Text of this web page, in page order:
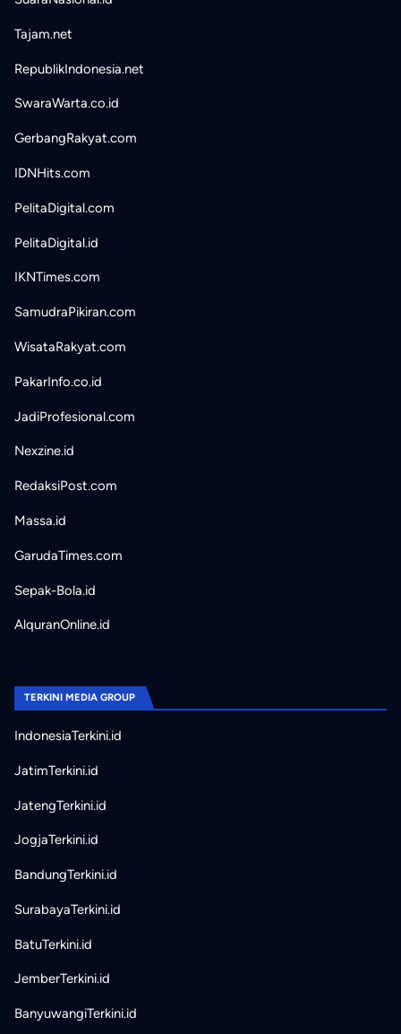
Tajam.net
RepublikIndonesia.net
SwaraWarta.co.id
GerbangRakyat.com
IDNHits.com
PelitaDigital.com
PelitaDigital.id
IKNTimes.com
SamudraPikiran.com
WisataRakyat.com
PakarInfo.co.id
JadiProfesional.com
Nexzine.id
RedaksiPost.com
Massa.id
GarudaTimes.com
Sepak-Bola.id
AlquranOnline.id
TERKINI MEDIA GROUP
IndonesiaTerkini.id
JatimTerkini.id
JatengTerkini.id
JogjaTerkini.id
BandungTerkini.id
SurabayaTerkini.id
BatuTerkini.id
JemberTerkini.id
BanyuwangiTerkini.id